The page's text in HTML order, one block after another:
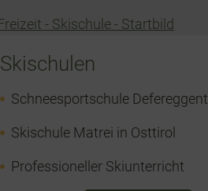
Skischulen
Schneesportschule
Skischule Matrei in Osttirol
Professioneller Skiunterricht